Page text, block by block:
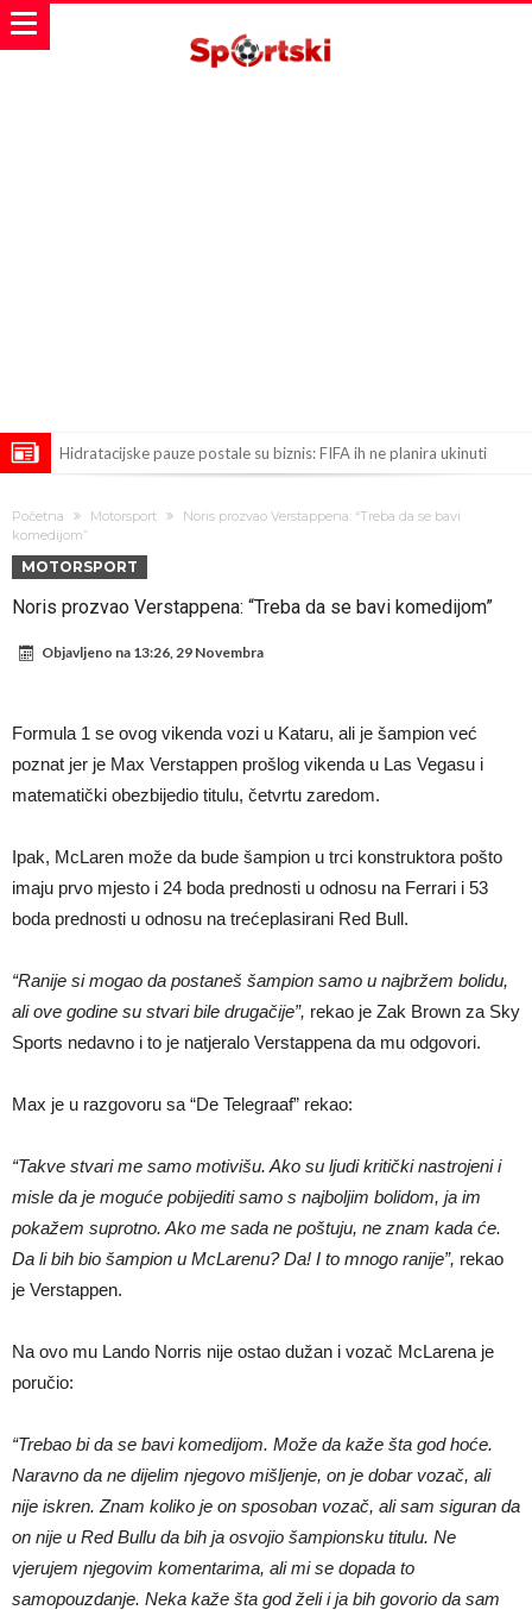
Hidratacijske pauze postale su biznis: FIFA ih ne planira ukinuti
Atletika?!
Ovo se Novaku nikad nije dešavalo: Sinner i Alcaraz odustaju, a
Zverev se odmah “raspao”
Infantino imao ljubavnicu: Isplivale skandalozne informacije, dobila je
novac od UEFA
Mourinho uvodi strogu disciplinu u Real Madrid. Ovo su tri nova
pravila
Arsenal dovodi zvijezdu Serie A za 138 miliona eura?
zatvora
Jake Paul kreće u rušenje UFC-a
Mudrik se vratio na teren nakon više od 600 dana. Odmah ide na
Početna Motorsport
Noris prozvao Verstappena: “Treba da se bavi
komedijom”
MOTORSPORT
Noris prozvao Verstappena: “Treba da se bavi komedijom”
Objavljeno na 13:26, 29 Novembra
Formula 1 se ovog vikenda vozi u Kataru, ali je šampion već
poznat jer je Max Verstappen prošlog vikenda u Las Vegasu i
matematički obezbijedio titulu, četvrtu zaredom.
Ipak, McLaren može da bude šampion u trci konstruktora pošto
imaju prvo mjesto i 24 boda prednosti u odnosu na Ferrari i 53
boda prednosti u odnosu na trećeplasirani Red Bull.
“Ranije si mogao da postaneš šampion samo u najbržem bolidu,
ali ove godine su stvari bile drugačije”, rekao je Zak Brown za Sky
Sports nedavno i to je natjeralo Verstappena da mu odgovori.
Max je u razgovoru sa “De Telegraaf” rekao:
“Takve stvari me samo motivišu. Ako su ljudi kritički nastrojeni i
misle da je moguće pobijediti samo s najboljim bolidom, ja im
pokažem suprotno. Ako me sada ne poštuju, ne znam kada će.
Da li bih bio šampion u McLarenu? Da! I to mnogo ranije”, rekao
je Verstappen.
Na ovo mu Lando Norris nije ostao dužan i vozač McLarena je
poručio:
“Trebao bi da se bavi komedijom. Može da kaže šta god hoće.
Naravno da ne dijelim njegovo mišljenje, on je dobar vozač, ali
nije iskren. Znam koliko je on sposoban vozač, ali sam siguran da
on nije u Red Bullu da bih ja osvojio šampionsku titulu. Ne
vjerujem njegovim komentarima, ali mi se dopada to
samopouzdanje. Neka kaže šta god želi i ja bih govorio da sam